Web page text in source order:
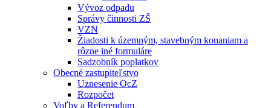
Vývoz odpadu
Správy činnosti ZŠ
VZN
Žiadosti k územným, stavebným konaniam a
rôzne iné formuláre
Sadzobník poplatkov
Obecné zastupiteľstvo
Uznesenie OcZ
Rozpočet
Voľby a Referendum